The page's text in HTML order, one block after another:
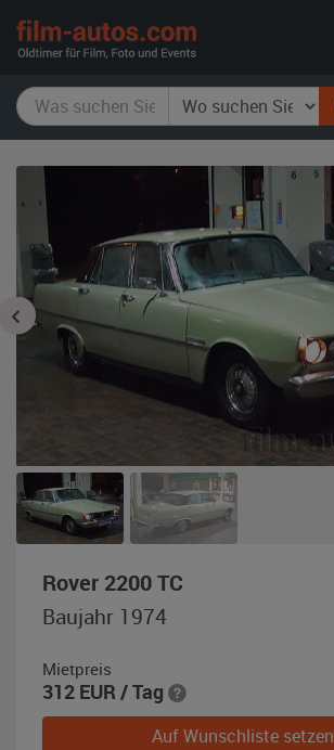
Rover 2200 TC
Baujahr 1974
Mietpreis
312 EUR / Tag
Auf Wunschliste setzen